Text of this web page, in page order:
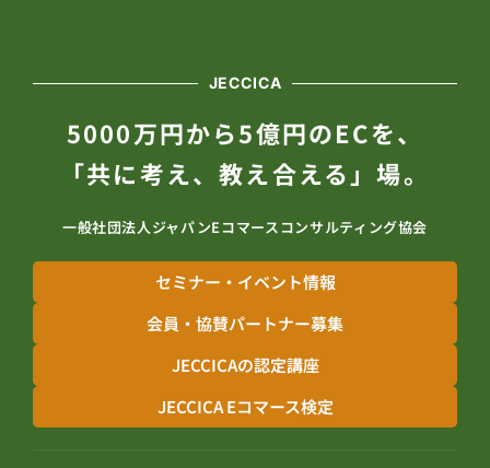
JECCICA
5000万円から5億円のECを、
「共に考え、教え合える」場。
一般社団法人ジャパンEコマースコンサルティング協会
セミナー・イベント情報
会員・協賛パートナー募集
JECCICAの認定講座
JECCICA Eコマース検定